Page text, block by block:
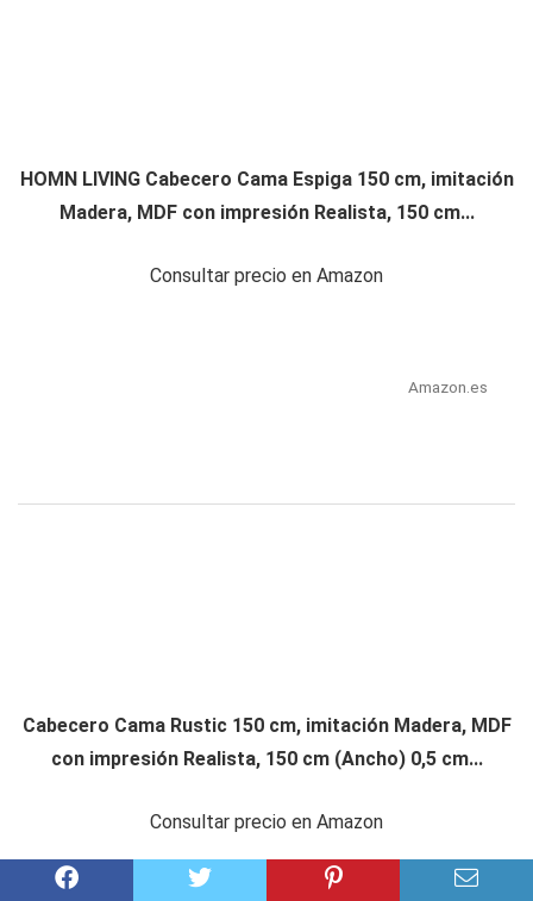
HOMN LIVING Cabecero Cama Espiga 150 cm, imitación
Madera, MDF con impresión Realista, 150 cm...
Consultar precio en Amazon
Amazon.es
Cabecero Cama Rustic 150 cm, imitación Madera, MDF
con impresión Realista, 150 cm (Ancho) 0,5 cm...
Consultar precio en Amazon